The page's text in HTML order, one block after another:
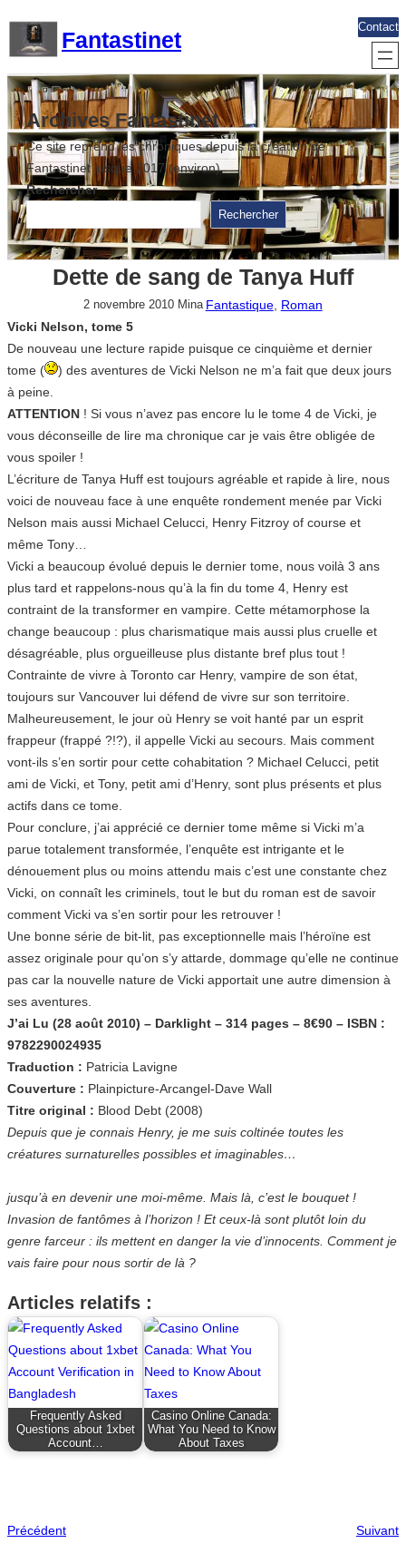
contenu
Fantastinet
Contact
Archives Fantastinet
Ce site reprend les chroniques depuis la création de
Fantastinet jusque 2017 (environ)
Rechercher
Rechercher
Dette de sang de Tanya Huff
2 novembre 2010 Mina Fantastique, Roman
Vicki Nelson, tome 5
De nouveau une lecture rapide puisque ce cinquième et dernier
tome (
) des aventures de Vicki Nelson ne m’a fait que deux jours
à peine.
ATTENTION ! Si vous n’avez pas encore lu le tome 4 de Vicki, je
vous déconseille de lire ma chronique car je vais être obligée de
vous spoiler !
L’écriture de Tanya Huff est toujours agréable et rapide à lire, nous
voici de nouveau face à une enquête rondement menée par Vicki
Nelson mais aussi Michael Celucci, Henry Fitzroy of course et
même Tony…
Vicki a beaucoup évolué depuis le dernier tome, nous voilà 3 ans
plus tard et rappelons-nous qu’à la fin du tome 4, Henry est
contraint de la transformer en vampire. Cette métamorphose la
change beaucoup : plus charismatique mais aussi plus cruelle et
désagréable, plus orgueilleuse plus distante bref plus tout !
Contrainte de vivre à Toronto car Henry, vampire de son état,
toujours sur Vancouver lui défend de vivre sur son territoire.
Malheureusement, le jour où Henry se voit hanté par un esprit
frappeur (frappé ?!?), il appelle Vicki au secours. Mais comment
vont-ils s’en sortir pour cette cohabitation ? Michael Celucci, petit
ami de Vicki, et Tony, petit ami d’Henry, sont plus présents et plus
actifs dans ce tome.
Pour conclure, j’ai apprécié ce dernier tome même si Vicki m’a
parue totalement transformée, l’enquête est intrigante et le
dénouement plus ou moins attendu mais c’est une constante chez
Vicki, on connaît les criminels, tout le but du roman est de savoir
comment Vicki va s’en sortir pour les retrouver !
Une bonne série de bit-lit, pas exceptionnelle mais l’héroïne est
assez originale pour qu’on s’y attarde, dommage qu’elle ne continue
pas car la nouvelle nature de Vicki apportait une autre dimension à
ses aventures.
J’ai Lu (28 août 2010) – Darklight – 314 pages – 8€90 – ISBN :
9782290024935
Traduction : Patricia Lavigne
Couverture : Plainpicture-Arcangel-Dave Wall
Titre original : Blood Debt (2008)
Depuis que je connais Henry, je me suis coltinée toutes les
créatures surnaturelles possibles et imaginables…
jusqu’à en devenir une moi-même. Mais là, c’est le bouquet !
Invasion de fantômes à l’horizon ! Et ceux-là sont plutôt loin du
genre farceur : ils mettent en danger la vie d’innocents. Comment je
vais faire pour nous sortir de là ?
Articles relatifs :
Frequently Asked
Questions about 1xbet
Account…
Casino Online Canada:
What You Need to Know
About Taxes
Précédent Suivant